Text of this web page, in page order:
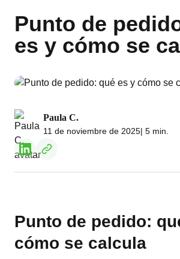
Punto de
es y cómo se
Paula C.
11 de noviembre de 2025| 5 min.
Punto de pedido:
cómo se calcula